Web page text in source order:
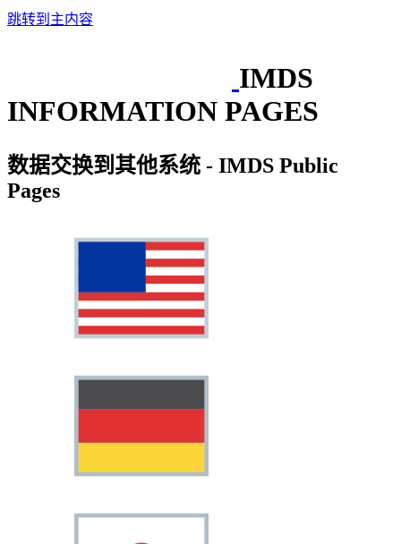
跳转到主内容
IMDS
INFORMATION PAGES
数据交换到其他系统 - IMDS Public
Pages